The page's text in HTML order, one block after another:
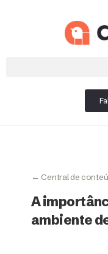
← Central de
A
ambiente